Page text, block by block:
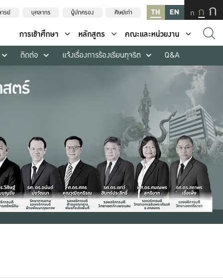
รย์ บุคลากร ผู้ปกครอง ศิษย์เก่า TH EN ก ก ก
การเข้าศึกษา หลักสูตร
คณะและหน่วยงาน
ติดต่อ แจ้งเรื่องการร้องเรียนทุจริต Q&A